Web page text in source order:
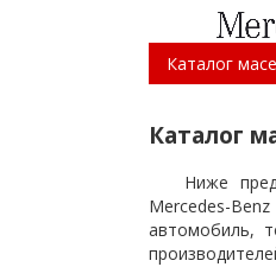
Каталог
Каталог
Ниже
Mercedes-
автомобиль,